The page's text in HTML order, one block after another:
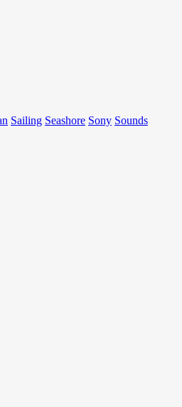
Sailing Seashore Sony Sounds